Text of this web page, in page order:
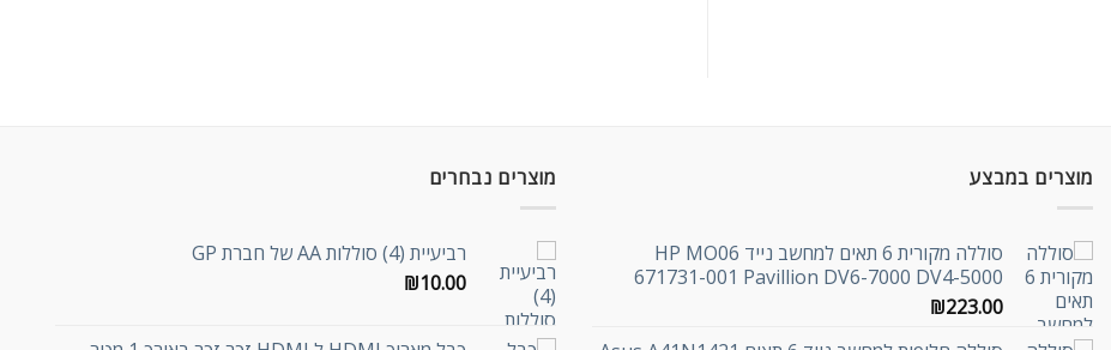
מוצרים במבצע
סוללה מקורית 6 תאים למחשב נייד HP MO06
671731-001 Pavillion DV6-7000 DV4-5000
₪223.00
מוצרים נבחרים
רביעיית (4) סוללות AA של חברת GP
₪10.00